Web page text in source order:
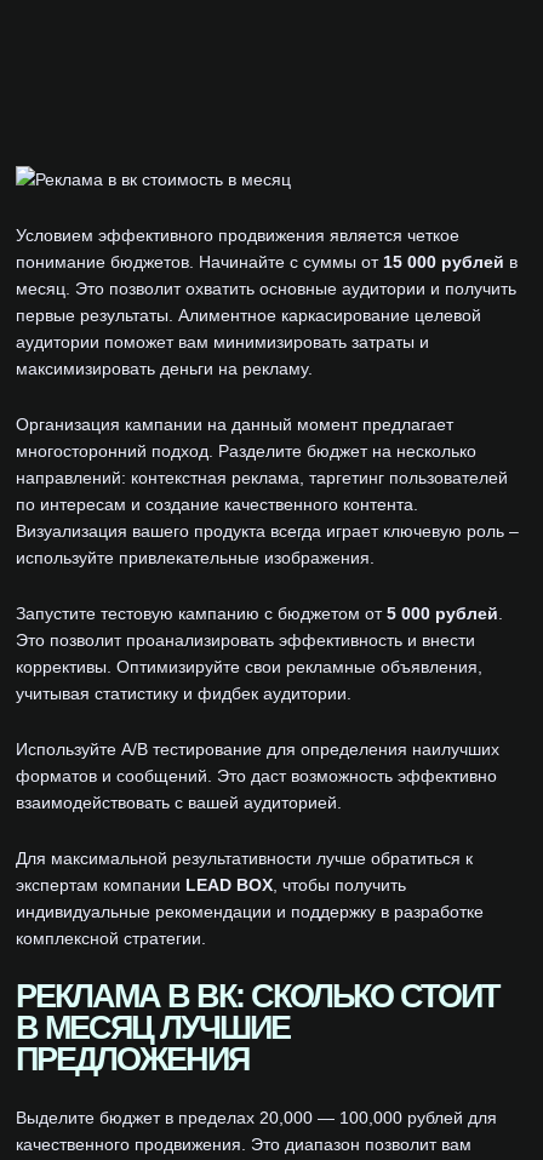
Условием эффективного продвижения является четкое
понимание бюджетов. Начинайте с суммы от 15 000 рублей в
месяц. Это позволит охватить основные аудитории и получить
первые результаты. Алиментное каркасирование целевой
аудитории поможет вам минимизировать затраты и
максимизировать деньги на рекламу.
Организация кампании на данный момент предлагает
многосторонний подход. Разделите бюджет на несколько
направлений: контекстная реклама, таргетинг пользователей
по интересам и создание качественного контента.
Визуализация вашего продукта всегда играет ключевую роль –
используйте привлекательные изображения.
Запустите тестовую кампанию с бюджетом от5 000 рублей
Это позволит проанализировать эффективность и внести
коррективы. Оптимизируйте свои рекламные объявления,
учитывая статистику и фидбек аудитории.
Используйте A/B тестирование для определения наилучших
форматов и сообщений. Это даст возможность эффективно
взаимодействовать с вашей аудиторией.
Для максимальной результативности лучше обратиться к
экспертам компании LEAD BOX , чтобы получить
индивидуальные рекомендации и поддержку в разработке
комплексной стратегии.
РЕКЛАМА В ВК: СКОЛЬКО СТОИТ
В МЕСЯЦ ЛУЧШИЕ
ПРЕДЛОЖЕНИЯ
Выделите бюджет в пределах 20,000 — 100,000 рублей для
качественного продвижения. Это диапазон позволит вам